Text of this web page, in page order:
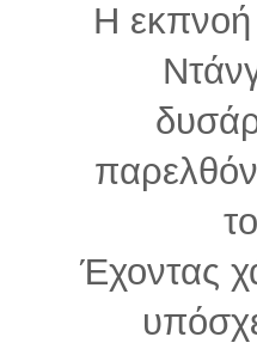
Η εκπνοή
Έχοντας